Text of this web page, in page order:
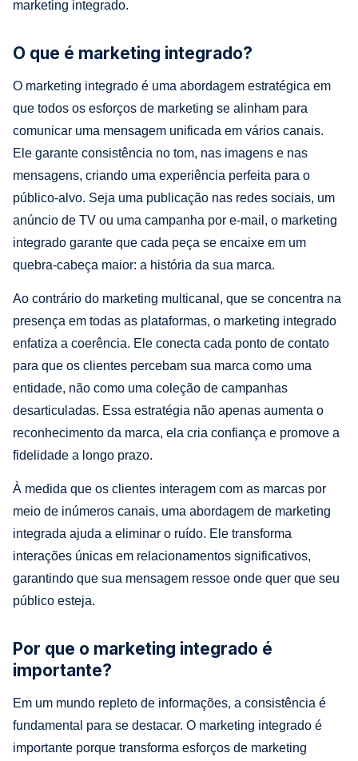
marketing integrado.
O que é marketing integrado?
O marketing integrado é uma abordagem estratégica em
que todos os esforços de marketing se alinham para
comunicar uma mensagem unificada em vários canais.
Ele garante consistência no tom, nas imagens e nas
mensagens, criando uma experiência perfeita para o
público-alvo. Seja uma publicação nas redes sociais, um
anúncio de TV ou uma campanha por e-mail, o marketing
integrado garante que cada peça se encaixe em um
quebra-cabeça maior: a história da sua marca.
Ao contrário do marketing multicanal, que se concentra na
presença em todas as plataformas, o marketing integrado
enfatiza a coerência. Ele conecta cada ponto de contato
para que os clientes percebam sua marca como uma
entidade, não como uma coleção de campanhas
desarticuladas. Essa estratégia não apenas aumenta o
reconhecimento da marca, ela cria confiança e promove a
fidelidade a longo prazo.
À medida que os clientes interagem com as marcas por
meio de inúmeros canais, uma abordagem de marketing
integrada ajuda a eliminar o ruído. Ele transforma
interações únicas em relacionamentos significativos,
garantindo que sua mensagem ressoe onde quer que seu
público esteja.
Por que o marketing integrado é
importante?
Em um mundo repleto de informações, a consistência é
fundamental para se destacar. O marketing integrado é
importante porque transforma esforços de marketing